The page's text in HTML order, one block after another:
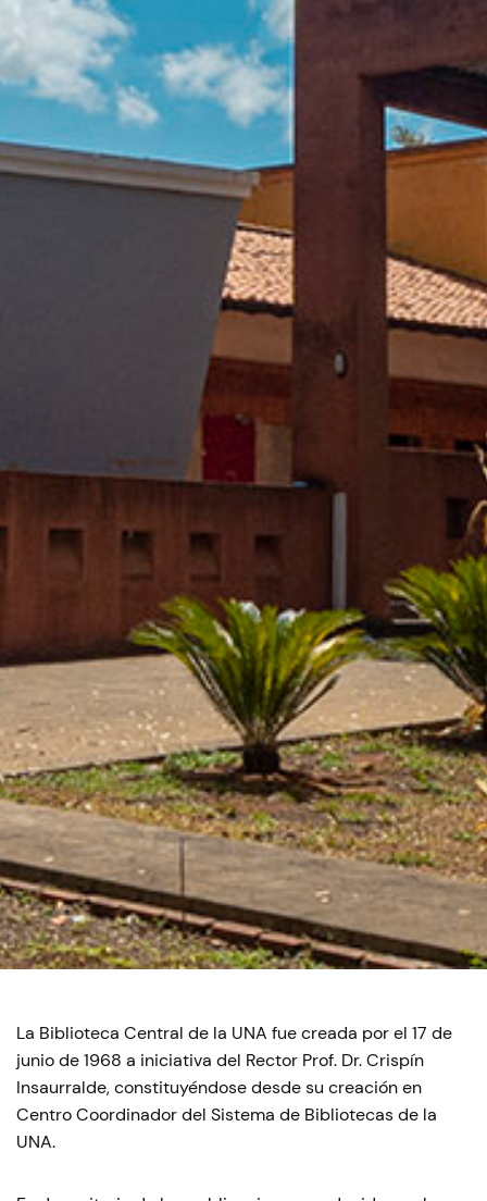
La Biblioteca Central de la UNA fue creada por el 17 de
junio de 1968 a iniciativa del Rector Prof. Dr. Crispín
Insaurralde, constituyéndose desde su creación en
Centro Coordinador del Sistema de Bibliotecas de la
UNA.